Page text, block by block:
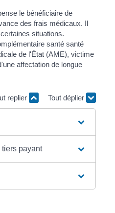
le bénéficiaire de
des frais médicaux. Il
situations.
santé santé
de l'État (AME), victime
affectation de longue
replier Tout déplier
tiers payant